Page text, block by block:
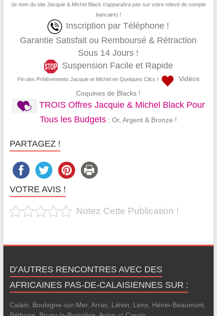
(le nom du site Jacquie & Michel Black n’apparaîtra pas sur votre relevé de compte
bancaire) !
Inscription par Téléphone !
Garantie Satisfait ou Remboursé & Rétraction
Sous 14 Jours !
Suspension Facile et Rapide
Fin des Prélèvements Jacquie et Michel en Quelques Clics !
Vidéos
Coquines de Blacks !
TROIS Offres Jacquie & Michel Black Pour
Tous les Budgets : Or, Argent & Bronze !
PARTAGEZ !
VOTRE AVIS !
Notez Cette Publication !
D’AUTRES RENCONTRES AVEC DES
AFRICAINES PAS-DE-CALAISIENNES SUR :
Calais, Boulogne-sur-Mer, Arras, Liévin, Lens, Hénin-Beaumont,